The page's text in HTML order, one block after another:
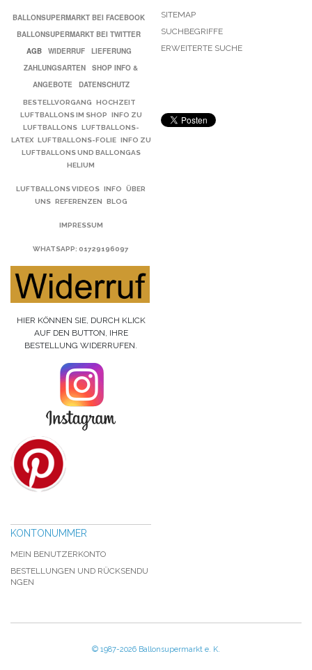
BALLONSUPERMARKT BEI FACEBOOK
BALLONSUPERMARKT BEI TWITTER
AGB
WIDERRUF
LIEFERUNG
ZAHLUNGSARTEN
SHOP INFO &
ANGEBOTE
DATENSCHUTZ
BESTELLVORGANG
HOCHZEIT
LUFTBALLONS IM SHOP
INFO ZU
LUFTBALLONS LUFTBALLONS-
LATEX LUFTBALLONS-FOLIE INFO ZU
LUFTBALLONS UND BALLONGAS
HELIUM
LUFTBALLONS VIDEOS INFO
ÜBER
UNS REFERENZEN BLOG
IMPRESSUM
WHATSAPP: 01729196097
HIER KÖNNEN SIE, DURCH KLICK
AUF DEN BUTTON, IHRE
BESTELLUNG WIDERRUFEN.
SITEMAP
SUCHBEGRIFFE
ERWEITERTE SUCHE
KONTONUMMER
MEIN BENUTZERKONTO
BESTELLUNGEN UND RÜCKSENDU
NGEN
© 1987-2026 Ballonsupermarkt e. K.